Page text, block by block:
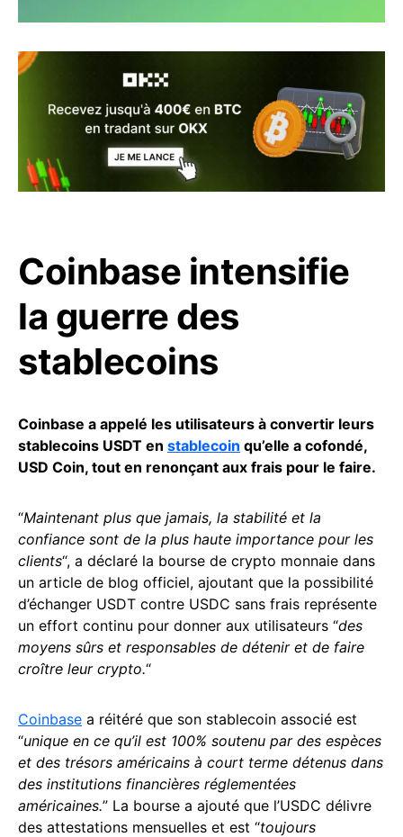
Coinbase intensifie
la guerre des
stablecoins
Coinbase a appelé les utilisateurs à convertir leurs
stablecoins USDT en stablecoin qu’elle a cofondé,
USD Coin, tout en renonçant aux frais pour le faire.
“Maintenant plus que jamais, la stabilité et la
confiance sont de la plus haute importance pour les
clients“, a déclaré la bourse de crypto monnaie dans
un article de blog officiel, ajoutant que la possibilité
d’échanger USDT contre USDC sans frais représente
un effort continu pour donner aux utilisateurs “des
moyens sûrs et responsables de détenir et de faire
croître leur crypto.“
Coinbase a réitéré que son stablecoin associé est
“unique en ce qu’il est 100% soutenu par des espèces
et des trésors américains à court terme détenus dans
des institutions financières réglementées
américaines.” La bourse a ajouté que l’USDC délivre
des attestations mensuelles et est “toujours